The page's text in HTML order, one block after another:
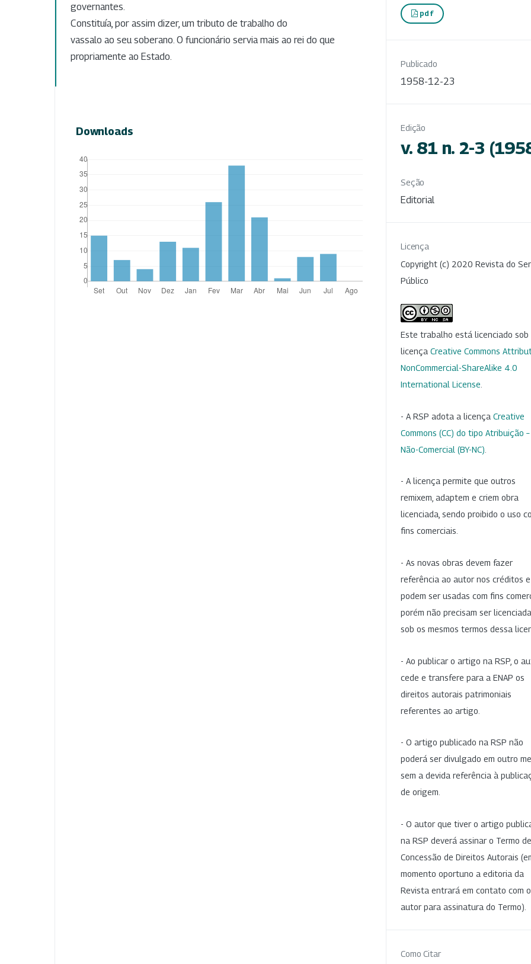
governantes.
Constituía, por assim dizer, um tributo de trabalho do
vassalo ao seu soberano. O funcionário servia mais ao rei do que
propriamente ao Estado.
Downloads
pdf
Publicado
1958-12-23
Edição
v. 81 n. 2-3
Seção
Editorial
Licença
Copyright (c) 2020 Revista do
Público
Este trabalho está licenciado sob
licença Creative Commons
NonCommercial-ShareAlike 4.0
International License
- A RSP adota a licença Creative
Commons (CC) do tipo Atribuição –
Não-Comercial (BY-NC)
- A licença permite que outros
remixem, adaptem e criem obra
licenciada, sendo proibido o uso
fins comerciais.
- As novas obras devem fazer
referência ao autor nos créditos
podem ser usadas com fins
porém não precisam ser
sob os mesmos termos dessa
- Ao publicar o artigo na RSP, o
cede e transfere para a ENAP os
direitos autorais patrimoniais
referentes ao artigo.
- O artigo publicado na RSP não
poderá ser divulgado em outro
sem a devida referência à
de origem.
- O autor que tiver o artigo
na RSP deverá assinar o Termo de
Concessão de Direitos Autorais
momento oportuno a editoria da
Revista entrará em contato com o
autor para assinatura do Termo).
Como Citar